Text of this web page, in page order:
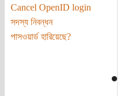
Cancel OpenID login
সদস্য নিবন্ধন
পাসওয়ার্ড হারিয়েছে?